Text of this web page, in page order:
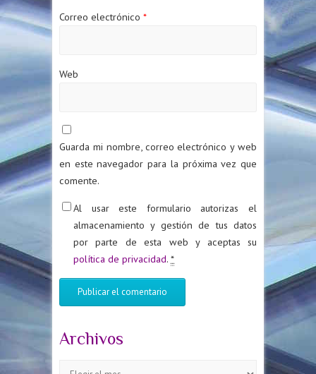
Correo electrónico *
Web
Guarda mi nombre, correo electrónico y web
en este navegador para la próxima vez que
comente.
Al usar este formulario autorizas el
almacenamiento y gestión de tus datos
por parte de esta web y aceptas su
política de privacidad. *
Archivos